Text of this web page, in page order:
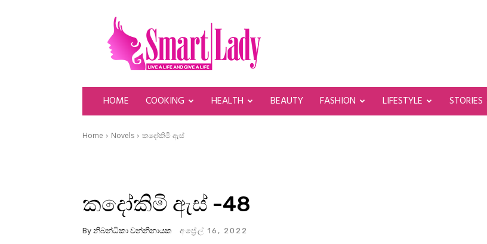
SmartLady
HOME COOKING HEALTH BEAUTY FASHION LIFESTYLE STORIES
Home Novels කදෝකිමි ඇස්
කදෝකිමි ඇස් -48
By නිබන්ධිකා වන්නිනායක අප්‍රේල් 16, 2022